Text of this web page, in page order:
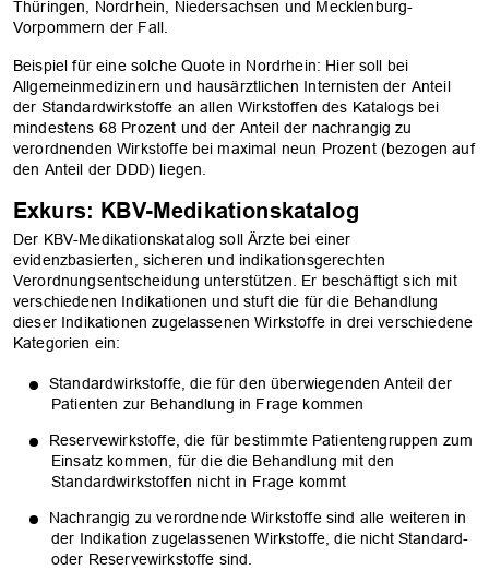
Thüringen, Nordrhein, Niedersachsen und Mecklenburg-
Vorpommern der Fall.
Beispiel für eine solche Quote in Nordrhein: Hier soll bei
Allgemeinmedizinern und hausärztlichen Internisten der Anteil
der Standardwirkstoffe an allen Wirkstoffen des Katalogs bei
mindestens 68 Prozent und der Anteil der nachrangig zu
verordnenden Wirkstoffe bei maximal neun Prozent (bezogen auf
den Anteil der DDD) liegen.
Exkurs: KBV-Medikationskatalog
Der KBV-Medikationskatalog soll Ärzte bei einer
evidenzbasierten, sicheren und indikationsgerechten
Verordnungsentscheidung unterstützen. Er beschäftigt sich mit
verschiedenen Indikationen und stuft die für die Behandlung
dieser Indikationen zugelassenen Wirkstoffe in drei verschiedene
Kategorien ein:
Standardwirkstoffe, die für den überwiegenden Anteil der
Patienten zur Behandlung in Frage kommen
Reservewirkstoffe, die für bestimmte Patientengruppen zum
Einsatz kommen, für die die Behandlung mit den
Standardwirkstoffen nicht in Frage kommt
Nachrangig zu verordnende Wirkstoffe sind alle weiteren in
der Indikation zugelassenen Wirkstoffe, die nicht Standard-
oder Reservewirkstoffe sind.